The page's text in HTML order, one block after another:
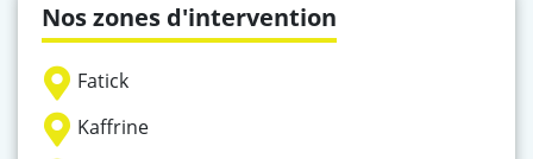
Nos zones d'intervention
Fatick
Kaffrine